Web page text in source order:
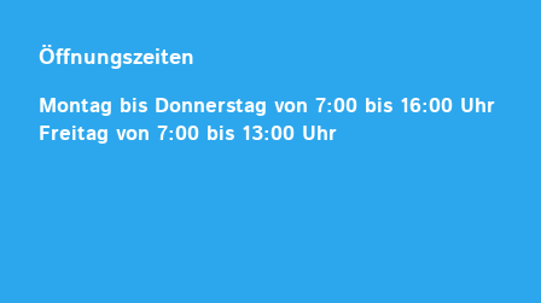
Öffnungszeiten
Montag bis Donnerstag von 7:00 bis 16:00 Uhr
Freitag von 7:00 bis 13:00 Uhr